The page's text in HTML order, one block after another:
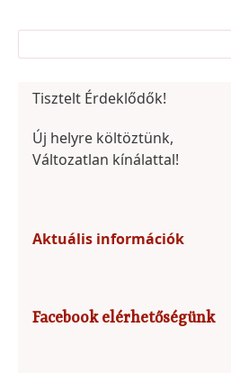
Tisztelt Érdeklődők!
Új helyre költöztünk,
Változatlan kínálattal!
Aktuális információk
Facebook elérhetőségünk